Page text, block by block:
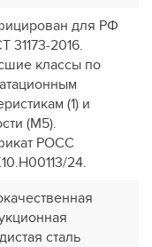
для РФ
31173-2016.
классы по
(1) и
(М5).
POCC
24.
сталь